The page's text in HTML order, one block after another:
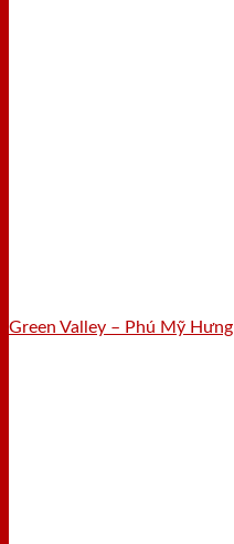
Green Valley – Phú Mỹ Hưng